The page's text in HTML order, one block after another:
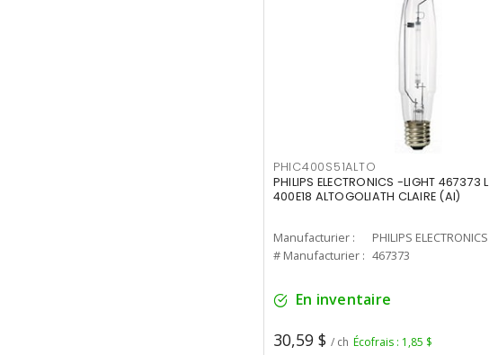
PHIC400S51ALTO
PHILIPS ELECTRONICS -LIGHT 467373
400E18 ALTOGOLIATH CLAIRE (AI)
Manufacturier :
PHILIPS
# Manufacturier : 467373
En inventaire
30,59 $ / ch Écofrais : 1,85 $